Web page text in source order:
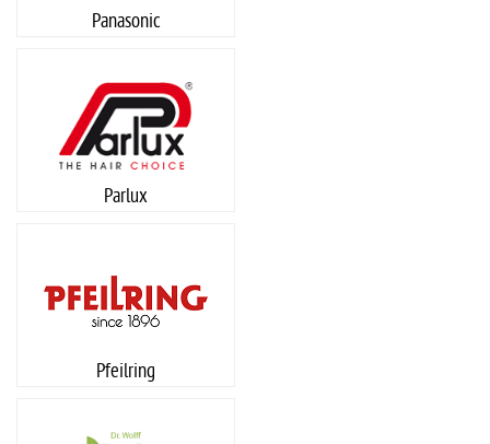
Panasonic
Parlux
Pfeilring